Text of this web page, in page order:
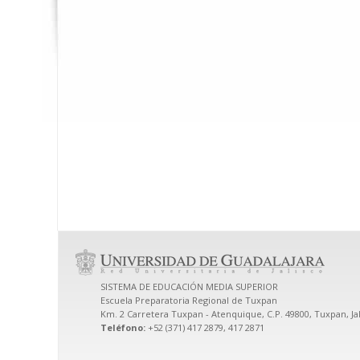
SISTEMA DE EDUCACIÓN MEDIA SUPERIOR
Escuela Preparatoria Regional de Tuxpan
Km. 2 Carretera Tuxpan - Atenquique, C.P. 49800, Tuxpan,
Teléfono: +52 (371) 417 2879, 417 2871